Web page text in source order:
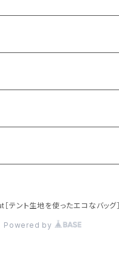
テント生地を使ったエコなバッグ］
Powered by